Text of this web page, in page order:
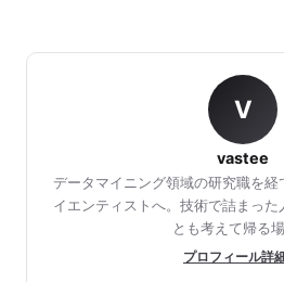
V
vastee
データマイニング領域の研究職を
イエンティストへ。技術で詰まった
とも考えて帰る場
プロフィール詳